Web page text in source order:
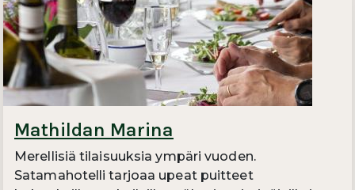
Mathildan Marina
Merellisiä tilaisuuksia ympäri vuoden.
Satamahotelli tarjoaa upeat puitteet